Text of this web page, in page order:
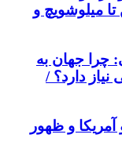
تا میلوشویچ و
چرا جهان به
دارد؟ /
آمریکا و ظهور